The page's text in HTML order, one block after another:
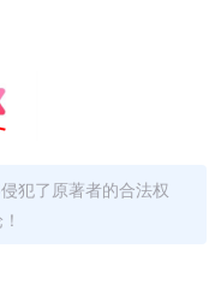
犯了原著者的合法权